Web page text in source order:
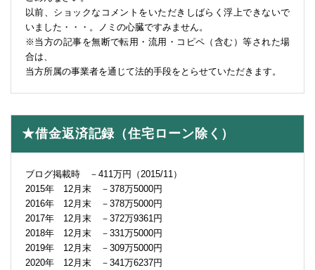
以前、ショックなコメントをいただきしばらく浮上できないで
いました・・・。ノミの心臓ですみません。
※当方の記事を無断で転用・流用・コピペ（含む）等された場
合は、
当方所属の事業者を通じて法的手段をとらせていただきます。
★借金返済記録（住宅ローン除く）
ブログ掲載時 －411万円（2015/11）
2015年 12月末 －378万5000円
2016年 12月末 －378万5000円
2017年 12月末 －372万9361円
2018年 12月末 －331万5000円
2019年 12月末 －309万5000円
2020年 12月末 －341万6237円